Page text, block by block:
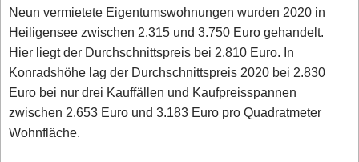
Neun vermietete Eigentumswohnungen wurden 2020 in
Heiligensee zwischen 2.315 und 3.750 Euro gehandelt.
Hier liegt der Durchschnittspreis bei 2.810 Euro. In
Konradshöhe lag der Durchschnittspreis 2020 bei 2.830
Euro bei nur drei Kauffällen und Kaufpreisspannen
zwischen 2.653 Euro und 3.183 Euro pro Quadratmeter
Wohnfläche.